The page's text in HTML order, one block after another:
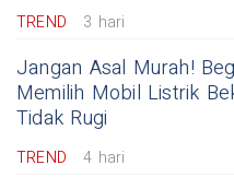
TREND 3 hari
Jangan Asal Murah!
Memilih Mobil Listrik
Tidak Rugi
TREND 4 hari